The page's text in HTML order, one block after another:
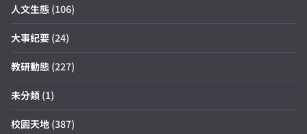
人文生態 (106)
大事紀要 (24)
教研動態 (227)
未分類 (1)
校園天地 (387)